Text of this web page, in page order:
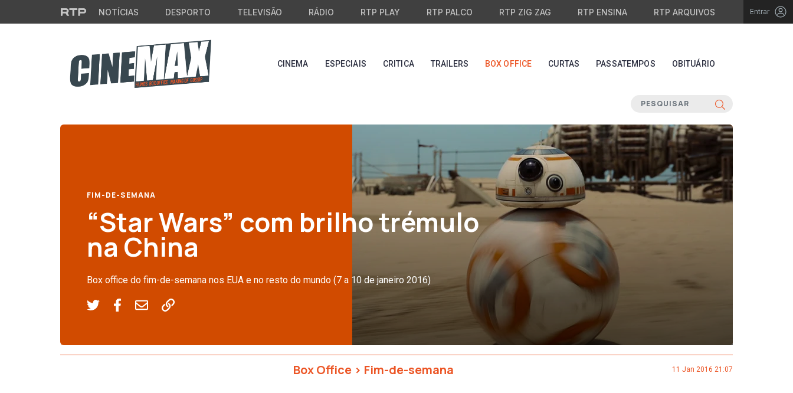
Saltar para o conteúdo principal
NOTÍCIAS DESPORTO TELEVISÃO RÁDIO RTP PLAY RTP PALCO RTP ZIG ZAG RTP ENSINA RTP ARQUIVOS Entrar
CINEMA ESPECIAIS CRITICA TRAILERS BOX OFFICE CURTAS PASSATEMPOS OBITUÁRIO
FIM-DE-SEMANA
“Star Wars” com brilho trémulo
na China
Box office do fim-de-semana nos EUA e no resto do mundo (7 a 10 de janeiro 2016)
Box Office > Fim-de-semana 11 Jan 2016 21:07